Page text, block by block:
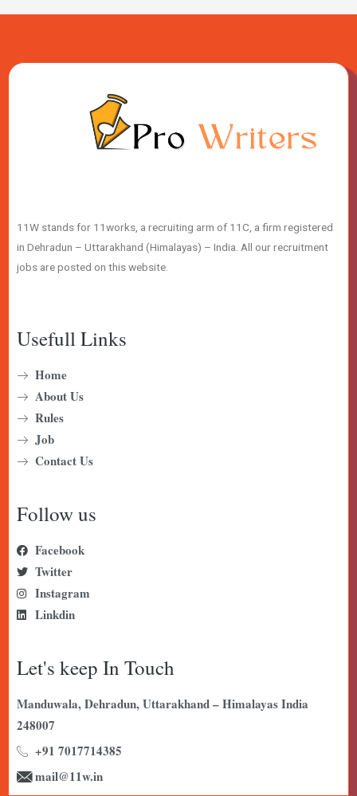
11W stands for 11works, a recruiting arm of 11C, a firm registered
in Dehradun – Uttarakhand (Himalayas) – India. All our recruitment
jobs are posted on this website.
Usefull Links
Home
About Us
Rules
Job
Contact Us
Follow us
Facebook
Twitter
Instagram
Linkdin
Let's keep In Touch
Manduwala, Dehradun, Uttarakhand – Himalayas India
248007
+91 7017714385
mail@11w.in